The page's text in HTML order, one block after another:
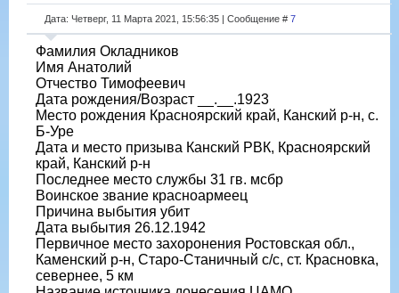
Дата: Четверг, 11 Марта 2021, 15:56:35 | Сообщение # 7
Фамилия Окладников
Имя Анатолий
Отчество Тимофеевич
Дата рождения/Возраст __.__.1923
Место рождения Красноярский край, Канский р-н, с.
Б-Уре
Дата и место призыва Канский РВК, Красноярский
край, Канский р-н
Последнее место службы 31 гв. мсбр
Воинское звание красноармеец
Причина выбытия убит
Дата выбытия 26.12.1942
Первичное место захоронения Ростовская обл.,
Каменский р-н, Старо-Станичный с/с, ст. Красновка,
севернее, 5 км